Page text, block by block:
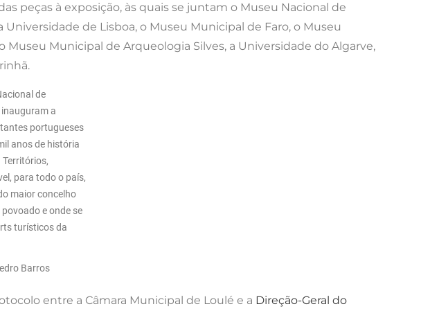
peças à exposição, às quais se juntam o Museu Nacional de
de Lisboa, o Museu Municipal de Faro, o Museu
Municipal de Arqueologia Silves, a Universidade do Algarve,
Barros
entre a Câmara Municipal de Loulé e a Direção-Geral do